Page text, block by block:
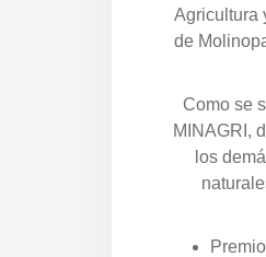
Agricultura
de
Como se
MINAGRI,
los